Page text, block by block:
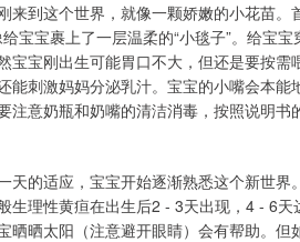
来到这个世界，就像一颗娇嫩的小花苗
宝裹上了一层温柔的“小毯子”。给宝
宝宝刚出生可能胃口不大，但还是要按
能刺激妈妈分泌乳汁。宝宝的小嘴会本
意奶瓶和奶嘴的清洁消毒，按照说明书
天的适应，宝宝开始逐渐熟悉这个新世
生理性黄疸在出生后2 - 3天出现，4 - 6
晒晒太阳（注意避开眼睛）会有帮助。